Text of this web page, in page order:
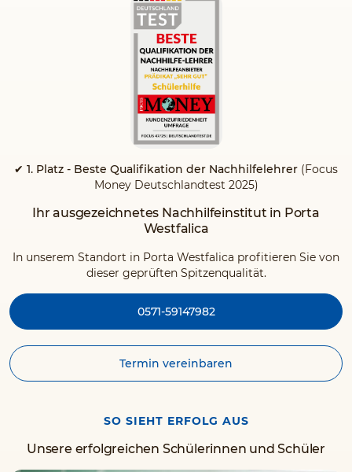
✔ 1. Platz - Beste Qualifikation der Nachhilfelehrer (Focus
Money Deutschlandtest 2025)
Ihr ausgezeichnetes Nachhilfeinstitut in Porta
Westfalica
In unserem Standort in Porta Westfalica profitieren Sie von
dieser geprüften Spitzenqualität.
0571-59147982
Termin vereinbaren
SO SIEHT ERFOLG AUS
Unsere erfolgreichen Schülerinnen und Schüler